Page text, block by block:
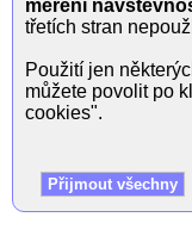
měření
třetích stran
Použití jen
můžete povolit po
cookies".
Přijmout všechny